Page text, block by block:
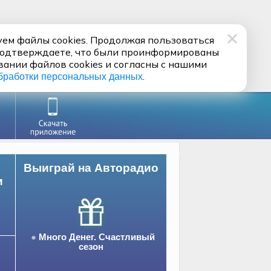
Выиграй на Авторадио
Много Денег. Счастливый
сезон
файлы cookies. Продолжая пользоваться
что были проинформированы
файлов cookies и согласны с нашими
персональных данных.